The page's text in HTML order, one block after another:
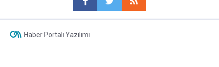
Haber Portalı Yazılımı